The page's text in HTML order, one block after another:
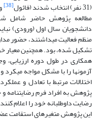
(31 نفر) انتخاب شدند (فائول [38]
مطالعه پژوهش حاضر شامل
دانشجویان سال اول (ورودی)
منظم فعالیت می­داشتند، حضور
تشکیل شده، بود. همچنین معیار
همکاری در طول دوره ارزیابی،
آزمون­ها را با مشکل مواجه
اختلالات مرتبط با تعادل و
پژوهش به افراد فرم رضایت­نامه
رضایت داوطلبانه خود را اعلام
این پژوهش متغیرهای استقامت